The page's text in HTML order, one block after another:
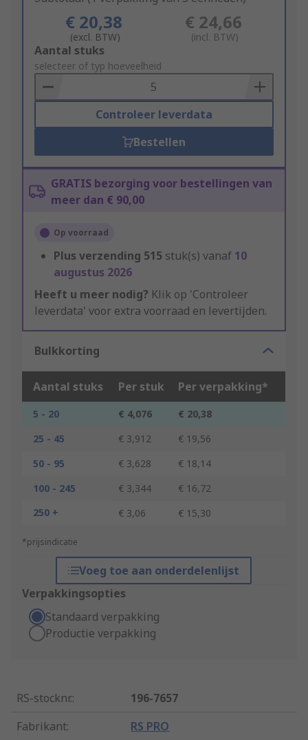
€ 20,38
(excl. BTW)
€ 24,66
(incl. BTW)
Add
to
Basket
Aantal stuks
selecteer of typ hoeveelheid
Controleer leverdata
Bestellen
GRATIS bezorging voor bestellingen van
meer dan € 90,00
Op voorraad
Plus verzending 515 stuk(s) vanaf 10
augustus 2026
Heeft u meer nodig? Klik op 'Controleer
leverdata' voor extra voorraad en levertijden.
Bulkkorting
Aantal stuks Per stuk Per verpakking*
5 - 20 € 4,076
€ 20,38
25 - 45
€ 3,912
€ 19,56
50 - 95
€ 3,628
€ 18,14
100 - 245
€ 3,344
€ 16,72
250 +
€ 3,06 € 15,30
*prijsindicatie
Voeg toe aan onderdelenlijst
Verpakkingsopties
Standaard verpakking
Productie verpakking
RS-stocknr.:
196-7657
Fabrikant: RS PRO